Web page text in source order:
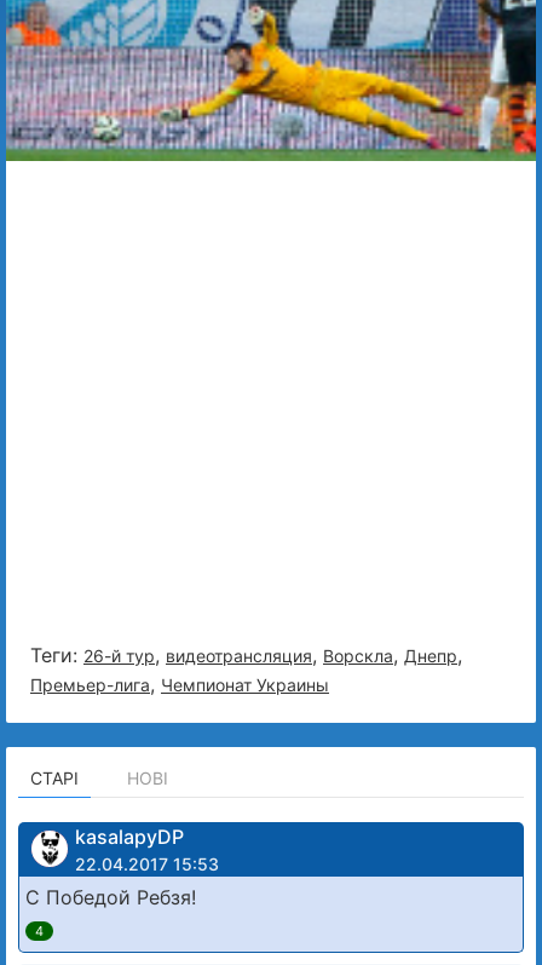
Теги: 26-й тур, видеотрансляция, Ворскла, Днепр,
Премьер-лига, Чемпионат Украины
СТАРІ НОВІ
kasalapyDP
22.04.2017 15:53
С Победой Ребзя!
4